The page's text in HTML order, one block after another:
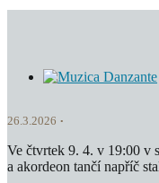
26.3.2026
Ve čtvrtek 9. 4. v 19:00 v
a akordeon tančí napříč